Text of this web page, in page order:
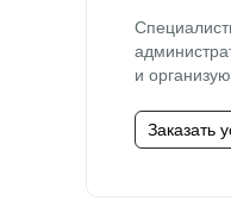
и
Заказать